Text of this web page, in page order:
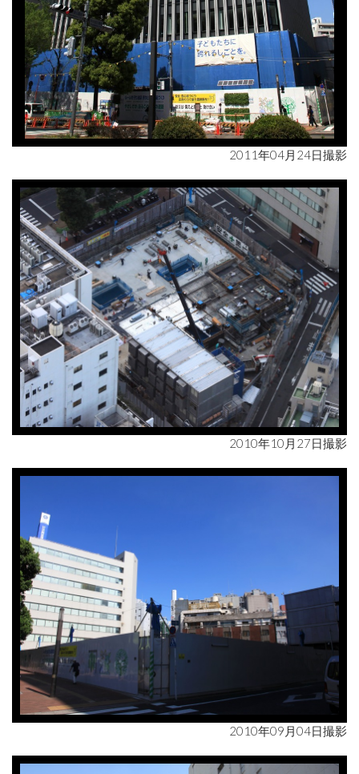
2011年04月24日撮影
2010年10月27日撮影
2010年09月04日撮影